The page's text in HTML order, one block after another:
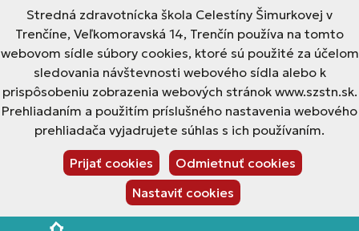
Stredná zdravotnícka škola Celestíny Šimurkovej v
Trenčíne, Veľkomoravská 14, Trenčín používa na tomto
webovom sídle súbory cookies, ktoré sú použité za účelom
sledovania návštevnosti webového sídla alebo k
prispôsobeniu zobrazenia webových stránok www.szstn.sk.
Prehliadaním a použitím príslušného nastavenia webového
prehliadača vyjadrujete súhlas s ich používaním.
Prijať cookies
Odmietnuť cookies
Nastaviť cookies